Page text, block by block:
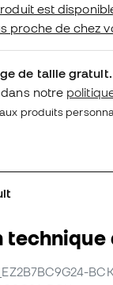
est
proche de chez
de taille gratuit.
notre
produits
technique
BCK